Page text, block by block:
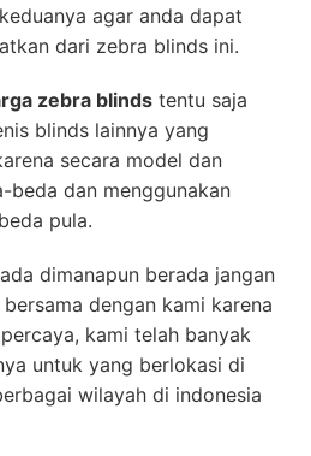
agar anda dapat
dari zebra blinds ini.
zebra blinds tentu saja
blinds lainnya yang
secara model dan
beda dan menggunakan
pula.
dimanapun berada jangan
dengan kami karena
kami telah banyak
untuk yang berlokasi di
wilayah di indonesia